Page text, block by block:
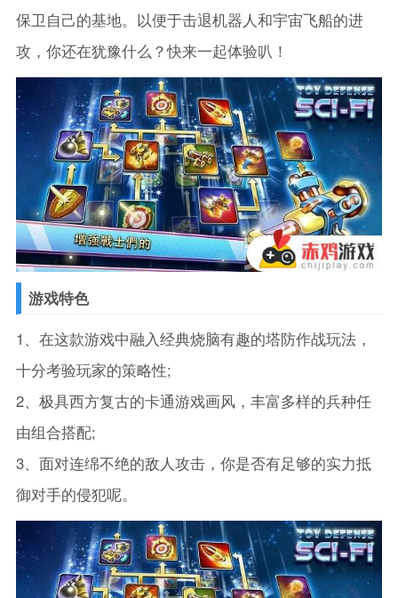
保卫自己的基地。以便于击退机器人和宇宙飞船的进
攻，你还在犹豫什么？快来一起体验叭！
游戏特色
1、在这款游戏中融入经典烧脑有趣的塔防作战玩法，
十分考验玩家的策略性;
2、极具西方复古的卡通游戏画风，丰富多样的兵种任
由组合搭配;
3、面对连绵不绝的敌人攻击，你是否有足够的实力抵
御对手的侵犯呢。